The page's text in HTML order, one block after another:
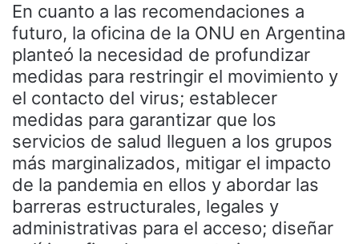
En cuanto a las recomendaciones a
futuro, la oficina de la ONU en Argentina
planteó la necesidad de profundizar
medidas para restringir el movimiento y
el contacto del virus; establecer
medidas para garantizar que los
servicios de salud lleguen a los grupos
más marginalizados, mitigar el impacto
de la pandemia en ellos y abordar las
barreras estructurales, legales y
administrativas para el acceso; diseñar